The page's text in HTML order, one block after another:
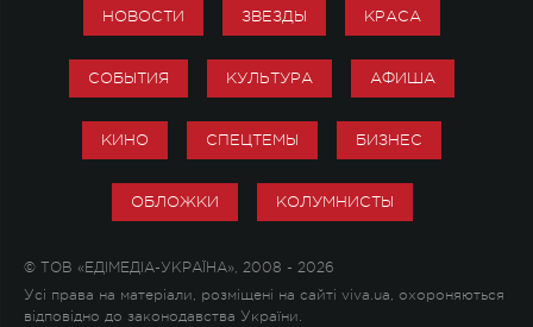
НОВОСТИ ЗВЕЗДЫ КРАСА
СОБЫТИЯ КУЛЬТУРА АФИША
КИНО СПЕЦТЕМЫ БИЗНЕС
ОБЛОЖКИ КОЛУМНИСТЫ
© ТОВ «ЕДІМЕДІА-УКРАЇНА», 2008 - 2026
Усі права на матеріали, розміщені на сайті viva.ua, охороняються
відповідно до законодавства України.